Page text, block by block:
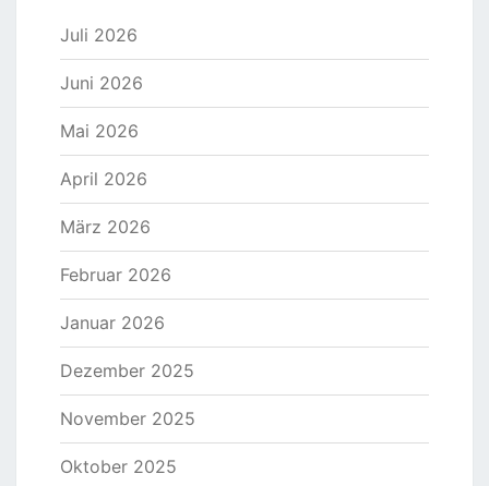
Juli 2026
Juni 2026
Mai 2026
April 2026
März 2026
Februar 2026
Januar 2026
Dezember 2025
November 2025
Oktober 2025